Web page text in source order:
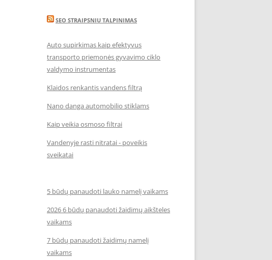
SEO STRAIPSNIU TALPINIMAS
Auto supirkimas kaip efektyvus
transporto priemonės gyvavimo ciklo
valdymo instrumentas
Klaidos renkantis vandens filtrą
Nano danga automobilio stiklams
Kaip veikia osmoso filtrai
Vandenyje rasti nitratai - poveikis
sveikatai
5 būdų panaudoti lauko namelį vaikams
2026 6 būdų panaudoti žaidimų aikšteles
vaikams
7 būdų panaudoti žaidimų namelį
vaikams